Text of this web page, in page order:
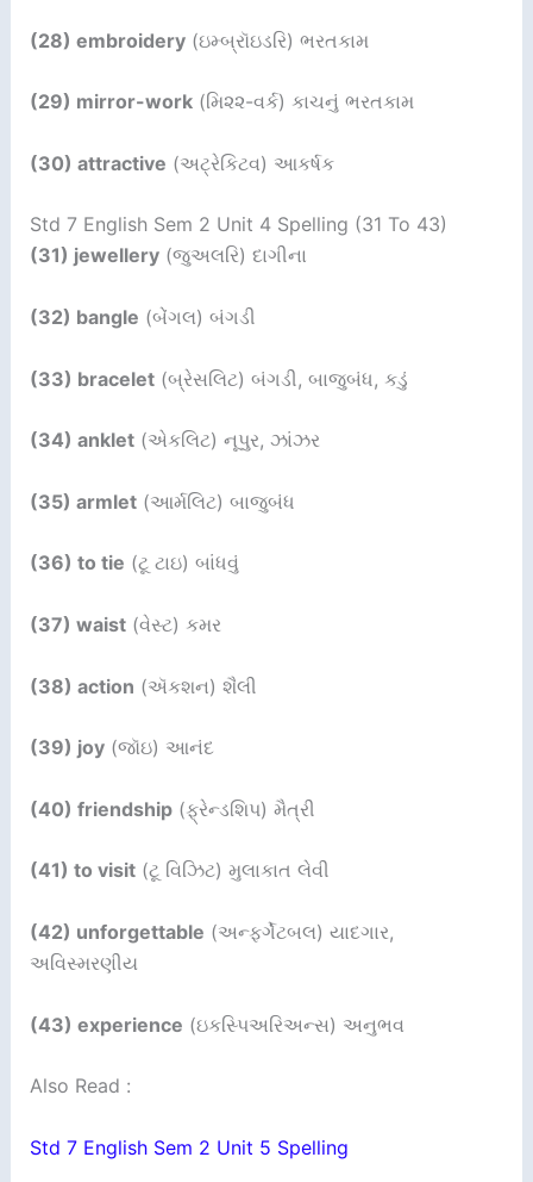
(28) embroidery(ઇમ્બ્રૉઇડરિ) ભરતકામ
(29) mirror-work(મિ૨૨-વર્ક) કાચનું ભરતકામ
(30) attractive (અટ્રેકિટવ) આકર્ષક
Std 7 English Sem 2 Unit 4 Spelling (31 To 43)
(31) jewellery(જુઅલરિ) દાગીના
(32) bangle (બેંગલ) બંગડી
(33) bracelet(બ્રેસલિટ) બંગડી, બાજુબંધ, કડું
(34) anklet(એકલિટ) નૂપુર, ઝાંઝર
(35) armlet(આર્મલિટ) બાજુબંધ
(36) to tie (ટૂ ટાઇ) બાંધવું
(37) waist(વેસ્ટ) કમર
(38) action (ઍકશન) શૈલી
(39) joy(જૉઇ) આનંદ
(40) friendship(ફ્રેન્ડશિપ) મૈત્રી
(41) to visit(ટૂ વિઝિટ) મુલાકાત લેવી
(42) unforgettable (અન્ફર્ગેટબલ) યાદગાર,
અવિસ્મરણીય
(43) experience (ઇકસ્પિઅરિઅન્સ) અનુભવ
Also Read :
Std 7 English Sem 2 Unit 5 Spelling